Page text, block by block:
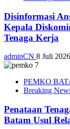
Disinformasi
Kepala
Tenaga Kerja
adminCN 8 Juli 2026
PEMKO
Breaking
Penataan
Batam Usul